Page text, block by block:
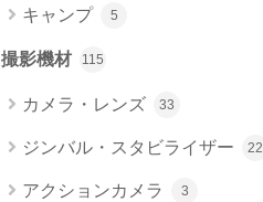
キャンプ 5
撮影機材 115
カメラ・レンズ 33
ジンバル・スタビライザー 22
アクションカメラ 3